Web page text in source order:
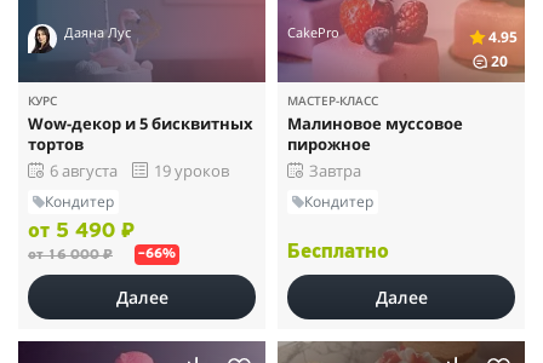
Даяна Лус
КУРС
Wow-декор и 5 бисквитных
тортов
6 августа
19 уроков
Кондитер
от 5 490 ₽
от 16 000 ₽ –66%
Далее
CakePro
4.95
20
МАСТЕР-КЛАСС
Малиновое муссовое
пирожное
Завтра
Кондитер
Бесплатно
Далее